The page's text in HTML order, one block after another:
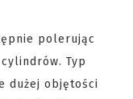
polerując
Typ
dużej objętości